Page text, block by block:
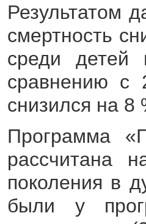
Результатом
смертность
среди
сравнению с
снизился на 8
Программа
рассчитана
поколения в
были у